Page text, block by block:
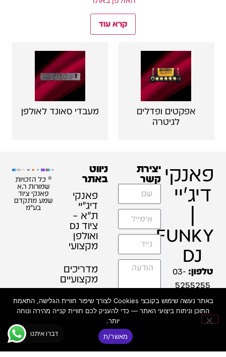
קרא עוד
אפקטים ופדלים
לגיטרה
מעבדי סאונד לאולפן
פאנקי
דיג'יי
|
FUNKY
DJ
טלפון: 03-
5255255
כתובת:
רח' מקווה
יצירת
קשר
מסכים/ה ש
פאנקי דיג'יי
ניווט
באתר
פאנקי
דיג׳יי
ת"א –
ציוד DJ
ואולפן
מקצועי
מדריכים
מקצועיים
אז מי
אנחנו?
© כל הזכויות
שמורות ר.א
פאנקי ציוד
שמע מתקדם
בע"מ
דברו איתנו
באתר נעשה שימוש בקובצי Cookies לצורך שיפור חוויית הגלישה, התאמת
התוכן וניתוח ביצועי האתר — כדי להעניק לכם חוויית קנייה מהירה ונוחה
יותר.
מאשר/ת